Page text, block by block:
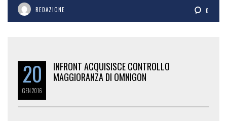
REDAZIONE 0
20
GEN2016
INFRONT ACQUISISCE CONTROLLO
MAGGIORANZA DI OMNIGON